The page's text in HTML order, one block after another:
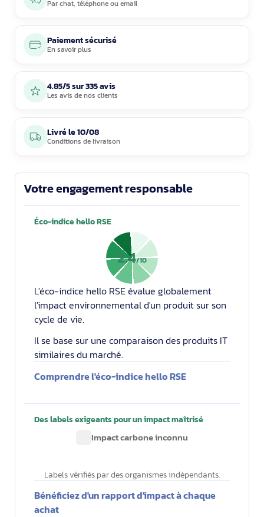
Parchat, téléphoneouemail
Paiement sécurisé
En savoir plus
4.85/5 sur 335 avis
Les avis de nos clients
Livré le10/08
Conditions de livraison
Votre engagement responsable
Éco-indice hello RSE
2.4/10
L'éco-indice hello RSE évalue globalement
l'impact environnemental d'un produit sur son
cycle de vie.
Il se base sur une comparaison des produits IT
similaires du marché.
Comprendre l'éco-indice hello RSE
Des labels exigeants pour un impact maîtrisé
Impact carbone inconnu
Labels vérifiés par des organismes indépendants.
Bénéficiez d'un rapport d'impact à chaque
achat